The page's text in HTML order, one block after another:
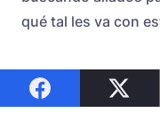
qué tal les va con